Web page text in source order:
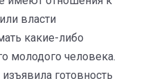
власти
какие-либо
молодого человека.
готовность